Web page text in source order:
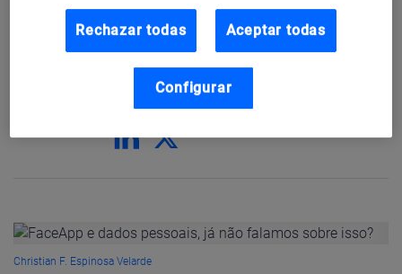
Fundação Carolina, dentro do programa de
Segurança Cibernética realizado pela
referida Fundação juntamente com o INCIBE
e a Universidade de León.
Christian F. Espinosa Velarde
Rechazar todas Aceptar todas
Configurar